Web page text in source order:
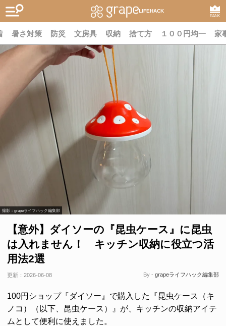
LIFEHACK
RANK
暑さ対策 防災 文房具 収納 捨て方 １００円均一 家
撮影：grapeライフハック編集部
【意外】ダイソーの『昆虫ケース』に昆虫
は入れません！ キッチン収納に役立つ活
用法2選
更新： 2026-06-08 By - grapeライフハック編集部
100円ショップ『ダイソー』で購入した『昆虫ケース（キ
ノコ）（以下、昆虫ケース）』が、キッチンの収納アイテ
ムとして便利に使えました。